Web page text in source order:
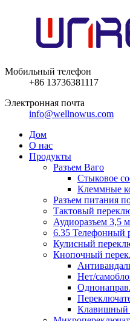
Мобильный телефон
+86 13736381117
Электронная почта
info@wellnowus.com
Дом
О нас
Продукты
Разъем Ваго
Стыковое
Клеммные
Разъем питания
Тактовый
Аудиоразъем 3,5
6.35 Телефонный
Кулисный
Кнопочный
Нет/
Клавишный